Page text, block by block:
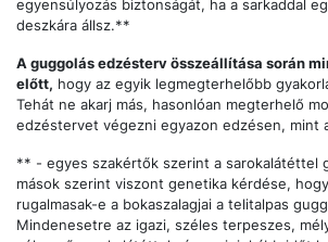
találni a guggolás közbeni egyensúlyozást.
egyensúlyozás biztonságát, ha a sarkaddal
A guggolás edzésterv összeállítása során
előtt, hogy az egyik legmegterhelőbb
Tehát ne akarj más, hasonlóan megterhelő
** - egyes szakértők szerint a sarokalátéttel
mások szerint viszont genetika kérdése,
rugalmasak-e a bokaszalagjai a telitalpas